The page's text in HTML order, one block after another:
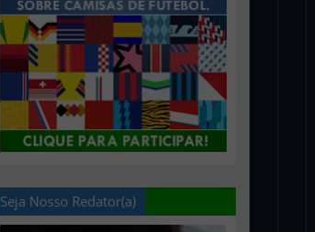
Seja Nosso Redator(a)